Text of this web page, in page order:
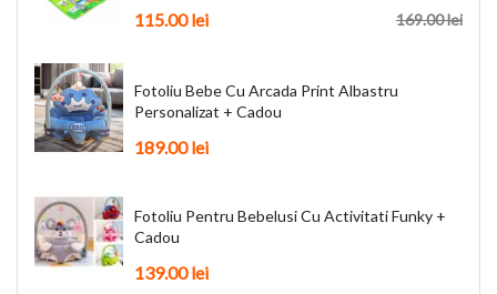
169.00 lei
115.00 lei
Fotoliu Bebe Cu Arcada Print Albastru
Personalizat + Cadou
189.00 lei
Fotoliu Pentru Bebelusi Cu Activitati Funky +
Cadou
139.00 lei